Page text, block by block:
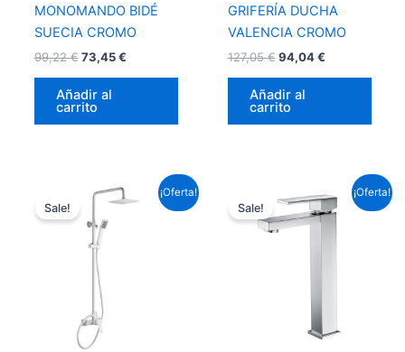
MONOMANDO BIDÉ
SUECIA CROMO
99,22€ 73,45€
Añadir al
carrito
GRIFERÍA DUCHA
VALENCIA CROMO
127,05€ 94,04€
Añadir al
carrito
¡Oferta!
Sale!
precio
original
era:
237,16 €.
precio
¡Oferta!
Sale!
precio
original
era:
precio
actual